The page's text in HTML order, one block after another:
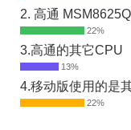
2. 高通 MSM8625Q
3.高通的其它CPU
4.移动版使用的是